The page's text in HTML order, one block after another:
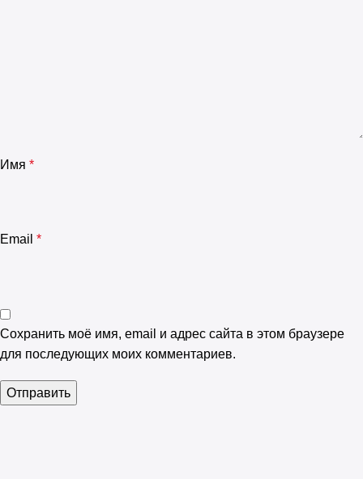
Имя *
Email *
Сохранить моё имя, email и адрес сайта в этом браузере
для последующих моих комментариев.